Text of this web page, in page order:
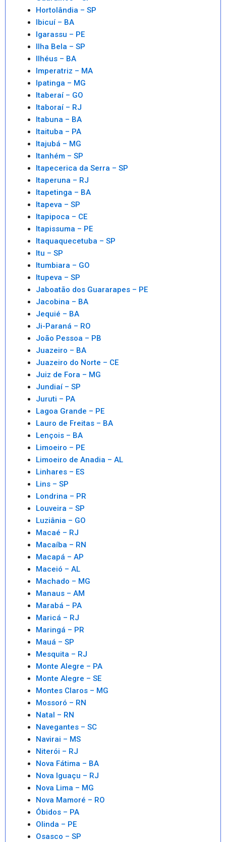
Hortolândia – SP
Ibicuí – BA
Igarassu – PE
Ilha Bela – SP
Ilhéus – BA
Imperatriz – MA
Ipatinga – MG
Itaberaí – GO
Itaboraí – RJ
Itabuna – BA
Itaituba – PA
Itajubá – MG
Itanhém – SP
Itapecerica da Serra – SP
Itaperuna – RJ
Itapetinga – BA
Itapeva – SP
Itapipoca – CE
Itapissuma – PE
Itaquaquecetuba – SP
Itu – SP
Itumbiara – GO
Itupeva – SP
Jaboatão dos Guararapes – PE
Jacobina – BA
Jequié – BA
Ji-Paraná – RO
João Pessoa – PB
Juazeiro – BA
Juazeiro do Norte – CE
Juiz de Fora – MG
Jundiaí – SP
Juruti – PA
Lagoa Grande – PE
Lauro de Freitas – BA
Lençois – BA
Limoeiro – PE
Limoeiro de Anadia – AL
Linhares – ES
Lins – SP
Londrina – PR
Louveira – SP
Luziânia – GO
Macaé – RJ
Macaíba – RN
Macapá – AP
Maceió – AL
Machado – MG
Manaus – AM
Marabá – PA
Maricá – RJ
Maringá – PR
Mauá – SP
Mesquita – RJ
Monte Alegre – PA
Monte Alegre – SE
Montes Claros – MG
Mossoró – RN
Natal – RN
Navegantes – SC
Navirai – MS
Niterói – RJ
Nova Fátima – BA
Nova Iguaçu – RJ
Nova Lima – MG
Nova Mamoré – RO
Óbidos – PA
Olinda – PE
Osasco – SP